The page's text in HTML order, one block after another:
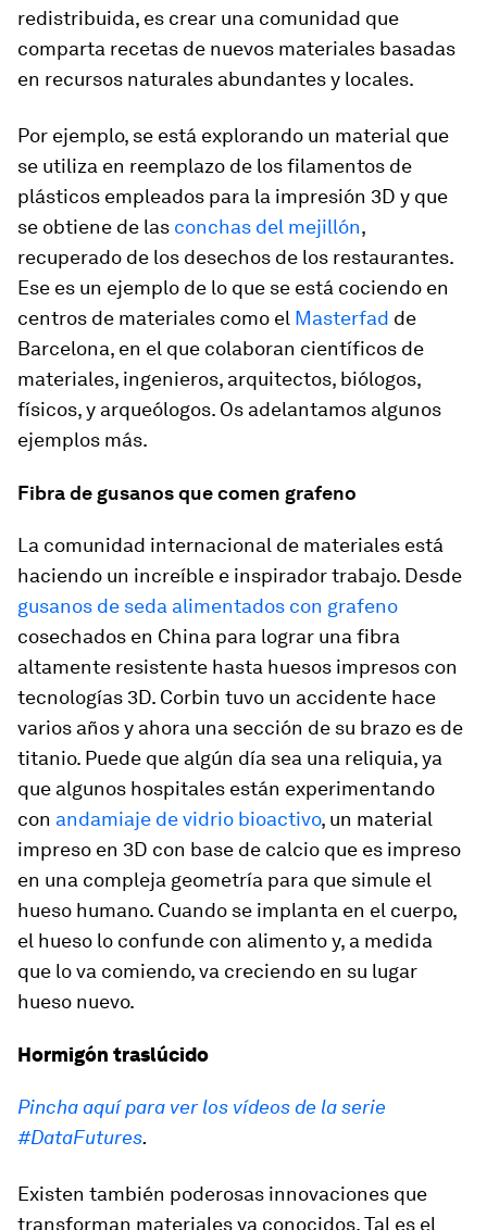
redistribuida, es crear una comunidad que
comparta recetas de nuevos materiales basadas
en recursos naturales abundantes y locales.
Por ejemplo, se está explorando un material que
se utiliza en reemplazo de los filamentos de
plásticos empleados para la impresión 3D y que
se obtiene de las conchas del mejillón,
recuperado de los desechos de los restaurantes.
Ese es un ejemplo de lo que se está cociendo en
centros de materiales como el Masterfad de
Barcelona, en el que colaboran científicos de
materiales, ingenieros, arquitectos, biólogos,
físicos, y arqueólogos. Os adelantamos algunos
ejemplos más.
Fibra de gusanos que comen grafeno
La comunidad internacional de materiales está
haciendo un increíble e inspirador trabajo. Desde
gusanos de seda alimentados con grafeno
cosechados en China para lograr una fibra
altamente resistente hasta huesos impresos con
tecnologías 3D. Corbin tuvo un accidente hace
varios años y ahora una sección de su brazo es de
titanio. Puede que algún día sea una reliquia, ya
que algunos hospitales están experimentando
con andamiaje de vidrio bioactivo, un material
impreso en 3D con base de calcio que es impreso
en una compleja geometría para que simule el
hueso humano. Cuando se implanta en el cuerpo,
el hueso lo confunde con alimento y, a medida
que lo va comiendo, va creciendo en su lugar
hueso nuevo.
Hormigón traslúcido
Pincha aquí para ver los vídeos de la serie
#DataFutures.
Existen también poderosas innovaciones que
transforman materiales ya conocidos. Tal es el